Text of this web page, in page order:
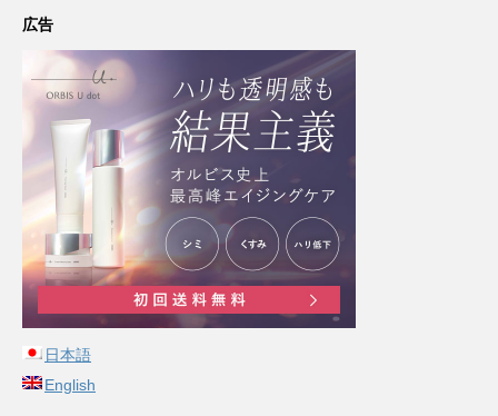
広告
日本語
English